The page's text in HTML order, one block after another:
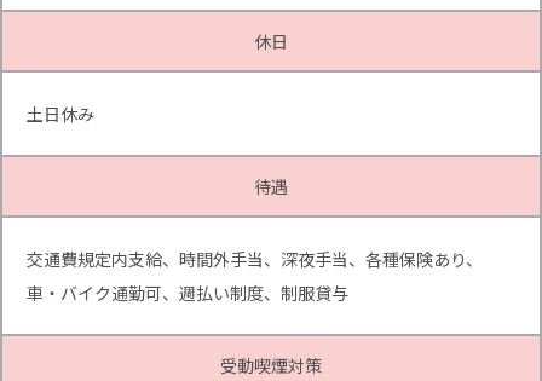
休日
土日休み
待遇
交通費規定内支給、時間外手当、深夜手当、各種保険あり、
車・バイク通勤可、週払い制度、制服貸与
受動喫煙対策